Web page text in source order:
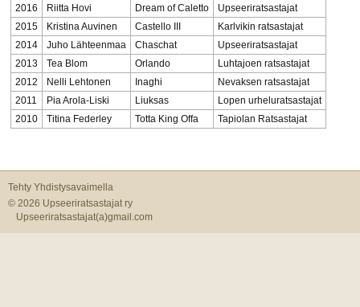
2016
Riitta Hovi Dream of Caletto
Upseeriratsastajat
2015
Kristina Auvinen Castello III
Karlvikin ratsastajat
2014
Juho Lähteenmaa Chaschat
Upseeriratsastajat
2013
Tea Blom Orlando
Luhtajoen ratsastajat
2012
Nelli Lehtonen Inaghi
Nevaksen ratsastajat
2011
Pia Arola-Liski Liuksas
Lopen urheluratsastajat
2010
Titina Federley Totta King Offa Tapiolan Ratsastajat
Tehty Yhdistysavaimella
© 2026 Upseeriratsastajat ry
Upseeriratsastajat(a)gmail.com